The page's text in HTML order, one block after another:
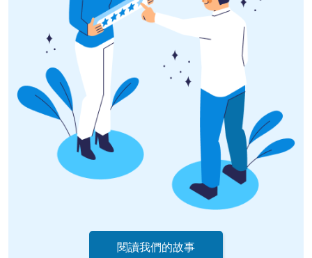
閱讀我們的故事